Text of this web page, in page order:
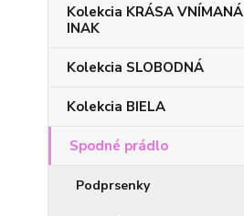
Kolekcia KRÁSA VNÍMANÁ
INAK
Kolekcia SLOBODNÁ
Kolekcia BIELA
Spodné prádlo
Podprsenky